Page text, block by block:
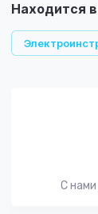
Находится
С